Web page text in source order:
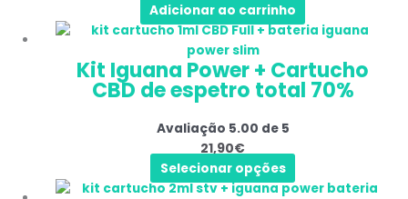
Adicionar ao carrinho
Kit Iguana Power + Cartucho
CBD de espetro total 70%
Avaliação 5.00 de 5
21,90€
Selecionar opções